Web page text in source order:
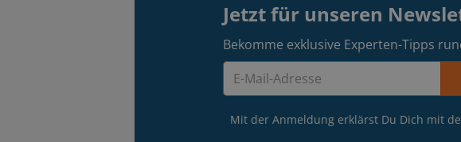
Jetzt für unseren
Bekomme exklusive Experten-Tipps
Mit der Anmeldung erklärst Du Dich mit